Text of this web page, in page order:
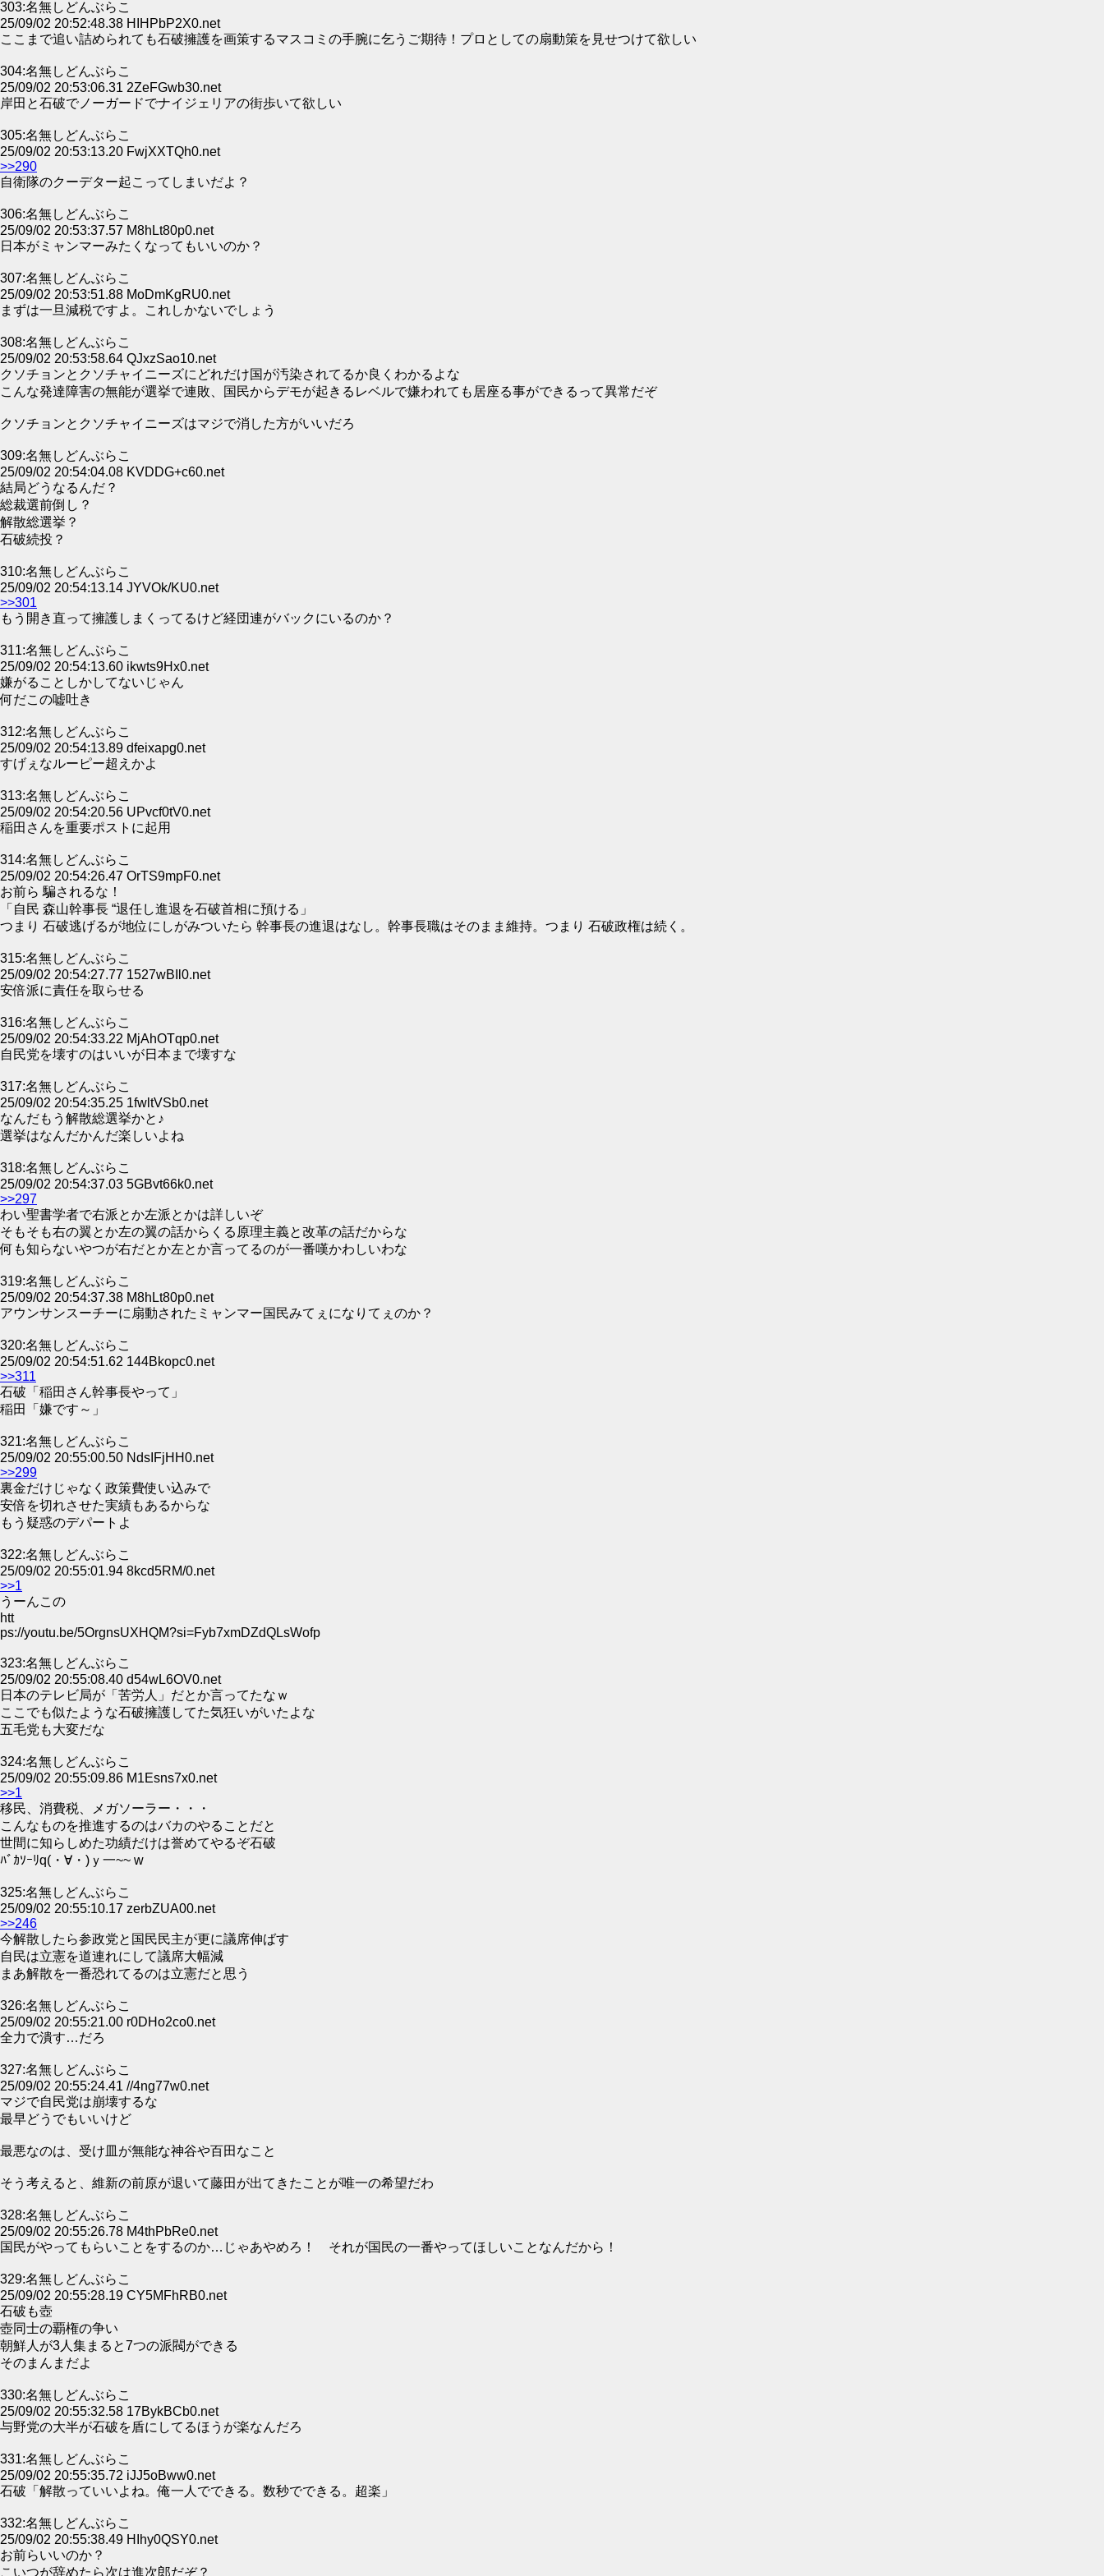
303:名無しどんぶらこ
25/09/02 20:52:48.38 HIHPbP2X0.net
ここまで追い詰められても石破擁護を画策するマスコミの手腕に乞うご期待！プロとしての扇動策を見せつけて欲しい
304:名無しどんぶらこ
25/09/02 20:53:06.31 2ZeFGwb30.net
岸田と石破でノーガードでナイジェリアの街歩いて欲しい
305:名無しどんぶらこ
25/09/02 20:53:13.20 FwjXXTQh0.net
>>290
自衛隊のクーデター起こってしまいだよ？
306:名無しどんぶらこ
25/09/02 20:53:37.57 M8hLt80p0.net
日本がミャンマーみたくなってもいいのか？
307:名無しどんぶらこ
25/09/02 20:53:51.88 MoDmKgRU0.net
まずは一旦減税ですよ。これしかないでしょう
308:名無しどんぶらこ
25/09/02 20:53:58.64 QJxzSao10.net
クソチョンとクソチャイニーズにどれだけ国が汚染されてるか良くわかるよな
こんな発達障害の無能が選挙で連敗、国民からデモが起きるレベルで嫌われても居座る事ができるって異常だぞ
クソチョンとクソチャイニーズはマジで消した方がいいだろ
309:名無しどんぶらこ
25/09/02 20:54:04.08 KVDDG+c60.net
結局どうなるんだ？
総裁選前倒し？
解散総選挙？
石破続投？
310:名無しどんぶらこ
25/09/02 20:54:13.14 JYVOk/KU0.net
>>301
もう開き直って擁護しまくってるけど経団連がバックにいるのか？
311:名無しどんぶらこ
25/09/02 20:54:13.60 ikwts9Hx0.net
嫌がることしかしてないじゃん
何だこの嘘吐き
312:名無しどんぶらこ
25/09/02 20:54:13.89 dfeixapg0.net
すげぇなルーピー超えかよ
313:名無しどんぶらこ
25/09/02 20:54:20.56 UPvcf0tV0.net
稲田さんを重要ポストに起用
314:名無しどんぶらこ
25/09/02 20:54:26.47 OrTS9mpF0.net
お前ら 騙されるな！
「自民 森山幹事長 “退任し進退を石破首相に預ける」
つまり 石破逃げるが地位にしがみついたら 幹事長の進退はなし。幹事長職はそのまま維持。つまり 石破政権は続く。
315:名無しどんぶらこ
25/09/02 20:54:27.77 1527wBIl0.net
安倍派に責任を取らせる
316:名無しどんぶらこ
25/09/02 20:54:33.22 MjAhOTqp0.net
自民党を壊すのはいいが日本まで壊すな
317:名無しどんぶらこ
25/09/02 20:54:35.25 1fwltVSb0.net
なんだもう解散総選挙かと♪
選挙はなんだかんだ楽しいよね
318:名無しどんぶらこ
25/09/02 20:54:37.03 5GBvt66k0.net
>>297
わい聖書学者で右派とか左派とかは詳しいぞ
そもそも右の翼とか左の翼の話からくる原理主義と改革の話だからな
何も知らないやつが右だとか左とか言ってるのが一番嘆かわしいわな
319:名無しどんぶらこ
25/09/02 20:54:37.38 M8hLt80p0.net
アウンサンスーチーに扇動されたミャンマー国民みてぇになりてぇのか？
320:名無しどんぶらこ
25/09/02 20:54:51.62 144Bkopc0.net
>>311
石破「稲田さん幹事長やって」
稲田「嫌です～」
321:名無しどんぶらこ
25/09/02 20:55:00.50 NdsIFjHH0.net
>>299
裏金だけじゃなく政策費使い込みで
安倍を切れさせた実績もあるからな
もう疑惑のデパートよ
322:名無しどんぶらこ
25/09/02 20:55:01.94 8kcd5RM/0.net
>>1
うーんこの
htt
ps://youtu.be/5OrgnsUXHQM?si=Fyb7xmDZdQLsWofp
323:名無しどんぶらこ
25/09/02 20:55:08.40 d54wL6OV0.net
日本のテレビ局が「苦労人」だとか言ってたなｗ
ここでも似たような石破擁護してた気狂いがいたよな
五毛党も大変だな
324:名無しどんぶらこ
25/09/02 20:55:09.86 M1Esns7x0.net
>>1
移民、消費税、メガソーラー・・・
こんなものを推進するのはバカのやることだと
世間に知らしめた功績だけは誉めてやるぞ石破
ﾊﾞｶｿｰﾘq(・∀・)ｙ一~~ w
325:名無しどんぶらこ
25/09/02 20:55:10.17 zerbZUA00.net
>>246
今解散したら参政党と国民民主が更に議席伸ばす
自民は立憲を道連れにして議席大幅減
まあ解散を一番恐れてるのは立憲だと思う
326:名無しどんぶらこ
25/09/02 20:55:21.00 r0DHo2co0.net
全力で潰す…だろ
327:名無しどんぶらこ
25/09/02 20:55:24.41 //4ng77w0.net
マジで自民党は崩壊するな
最早どうでもいいけど
最悪なのは、受け皿が無能な神谷や百田なこと
そう考えると、維新の前原が退いて藤田が出てきたことが唯一の希望だわ
328:名無しどんぶらこ
25/09/02 20:55:26.78 M4thPbRe0.net
国民がやってもらいことをするのか…じゃあやめろ！ それが国民の一番やってほしいことなんだから！
329:名無しどんぶらこ
25/09/02 20:55:28.19 CY5MFhRB0.net
石破も壺
壺同士の覇権の争い
朝鮮人が3人集まると7つの派閥ができる
そのまんまだよ
330:名無しどんぶらこ
25/09/02 20:55:32.58 17BykBCb0.net
与野党の大半が石破を盾にしてるほうが楽なんだろ
331:名無しどんぶらこ
25/09/02 20:55:35.72 iJJ5oBww0.net
石破「解散っていいよね。俺一人でできる。数秒でできる。超楽」
332:名無しどんぶらこ
25/09/02 20:55:38.49 HIhy0QSY0.net
お前らいいのか？
こいつが辞めたら次は進次郎だぞ？